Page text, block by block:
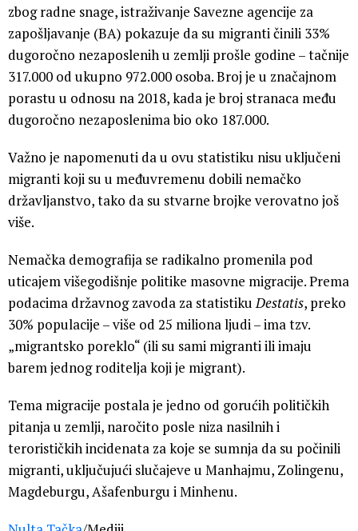
zbog radne snage, istraživanje Savezne agencije za
zapošljavanje (BA) pokazuje da su migranti činili 33%
dugoročno nezaposlenih u zemlji prošle godine – tačnije
317.000 od ukupno 972.000 osoba. Broj je u značajnom
porastu u odnosu na 2018, kada je broj stranaca među
dugoročno nezaposlenima bio oko 187.000.
Važno je napomenuti da u ovu statistiku nisu uključeni
migranti koji su u međuvremenu dobili nemačko
državljanstvo, tako da su stvarne brojke verovatno još
više.
Nemačka demografija se radikalno promenila pod
uticajem višegodišnje politike masovne migracije. Prema
podacima državnog zavoda za statistikuDestatis, preko
30% populacije – više od 25 miliona ljudi – ima tzv.
„migrantsko poreklo“ (ili su sami migranti ili imaju
barem jednog roditelja koji je migrant).
Tema migracije postala je jedno od gorućih političkih
pitanja u zemlji, naročito posle niza nasilnih i
terorističkih incidenata za koje se sumnja da su počinili
migranti, uključujući slučajeve u Manhajmu, Zolingenu,
Magdeburgu, Ašafenburgu i Minhenu.